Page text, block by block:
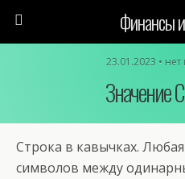
Финансы
23.01.2023 •
Значение
Строка в кавычках.
символов между